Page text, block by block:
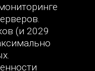
(и 2029